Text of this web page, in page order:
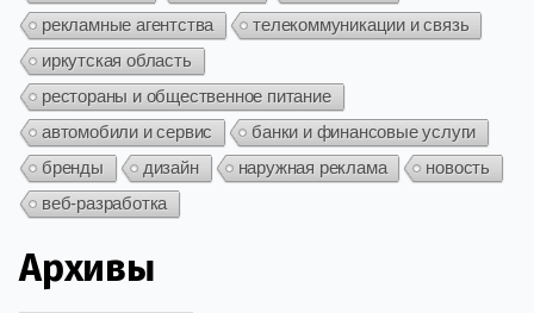
рекламные агентства
телекоммуникации и связь
иркутская область
рестораны и общественное питание
автомобили и сервис
банки и финансовые услуги
бренды
дизайн наружная реклама
новость
веб-разработка
Архивы